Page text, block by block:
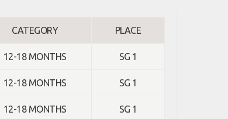
CATEGORY PLACE
12-18 MONTHS SG 1
12-18 MONTHS SG 1
12-18 MONTHS SG 1